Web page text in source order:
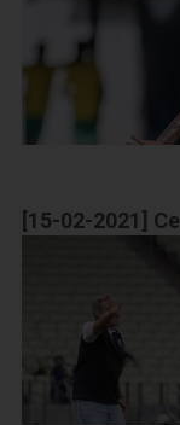
[15-02-2021]